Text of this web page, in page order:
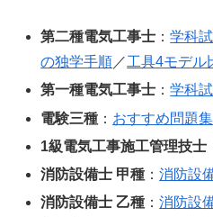
第二種電気工事士 ：学科
の独学手順 ／工具4モデル
第一種電気工事士 ：学科
電験三種 ： おすすめ問題集
1級電気工事施工管理技士
消防設備士 甲種 ：消防設
消防設備士 乙種 ：消防設